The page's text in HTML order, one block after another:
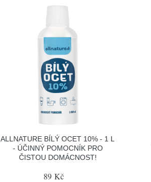
ALLNATURE BÍLÝ OCET 10% - 1 L
- ÚČINNÝ POMOCNÍK PRO
ČISTOU DOMÁCNOST!
89 Kč